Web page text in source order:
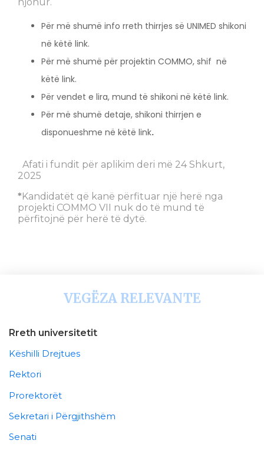
njohur.
Për më shumë info rreth thirrjes së UNIMED shikoni
në këtë link.
Për më shumë për projektin COMMO, shif në
këtë link.
Për vendet e lira, mund të shikoni në këtë link.
Për më shumë detaje, shikoni thirrjen e
disponueshme në këtë link.
Afati i fundit për aplikim deri më 24 Shkurt,
2025
* Kandidatët që kanë përfituar një herë nga
projekti COMMO VII nuk do të mund të
përfitojnë për herë të dytë.
VEGËZA RELEVANTE
Rreth universitetit
Këshilli Drejtues
Rektori
Prorektorët
Sekretari i Përgjithshëm
Senati